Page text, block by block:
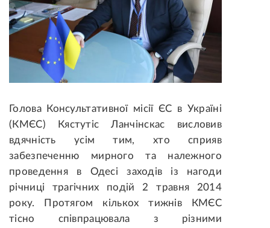
Голова Консультативної місії ЄС в Україні
(КМЄС) Кястутіс Ланчінскас висловив
вдячність усім тим, хто сприяв
забезпеченню мирного та належного
проведення в Одесі заходів із нагоди
річниці трагічних подій 2 травня 2014
року. Протягом кількох тижнів КМЄС
тісно співпрацювала з різними